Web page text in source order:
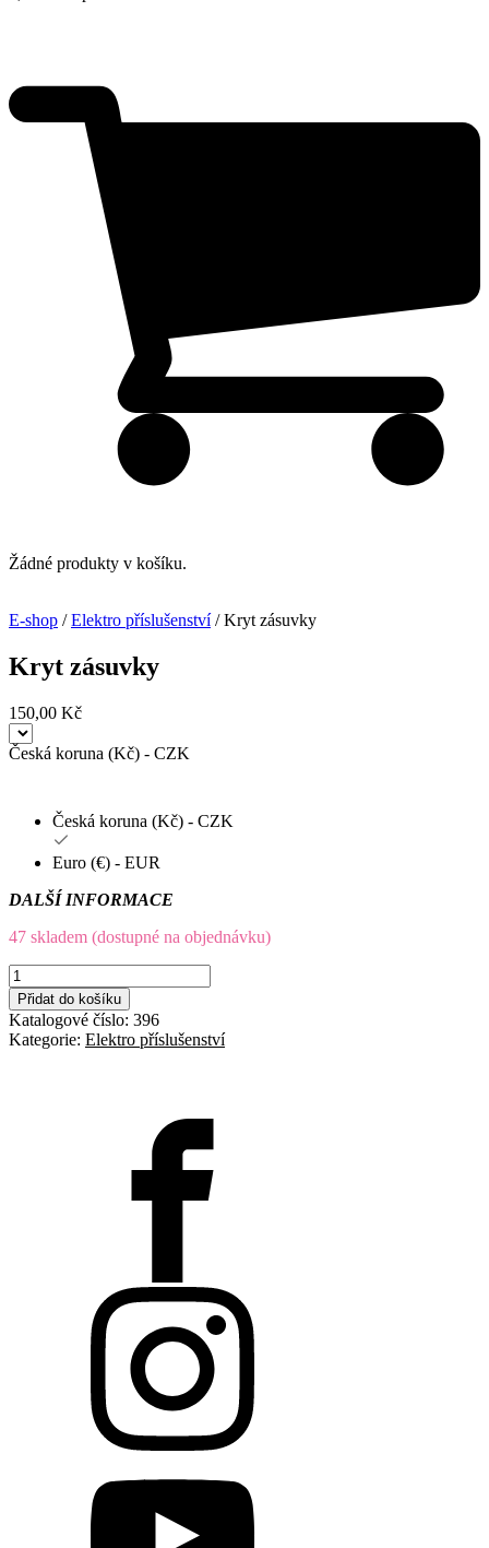
Žádné produkty v košíku.
E-shop /Elektro příslušenství/ Kryt zásuvky
Kryt zásuvky
150,00 Kč
Česká koruna (Kč) - CZK
Česká koruna (Kč) - CZK
Euro (€) - EUR
DALŠÍ INFORMACE
47 skladem (dostupné na objednávku)
Kryt
zásuvky
množství
Přidat do košíku
Katalogové číslo: 396
Kategorie: Elektro příslušenství